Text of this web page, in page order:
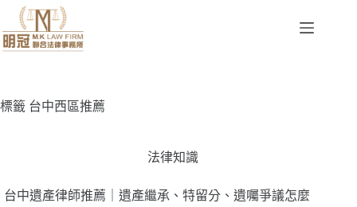
標籤 台中西區推薦
法律知識
台中遺產律師推薦｜遺產繼承、特留分、遺囑爭議怎麼